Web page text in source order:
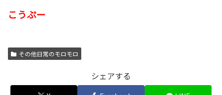
こうぷー
その他日常のモロモロ
シェアする